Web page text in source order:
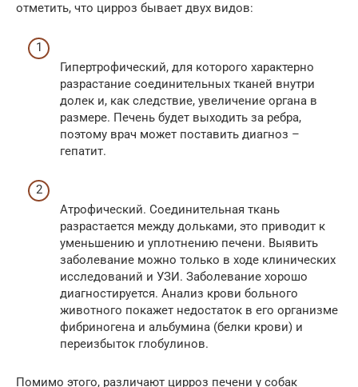
отметить, что цирроз бывает двух видов:
Гипертрофический, для которого характерно
разрастание соединительных тканей внутри
долек и, как следствие, увеличение органа в
размере. Печень будет выходить за ребра,
поэтому врач может поставить диагноз –
гепатит.
Атрофический. Соединительная ткань
разрастается между дольками, это приводит к
уменьшению и уплотнению печени. Выявить
заболевание можно только в ходе клинических
исследований и УЗИ. Заболевание хорошо
диагностируется. Анализ крови больного
животного покажет недостаток в его организме
фибриногена и альбумина (белки крови) и
переизбыток глобулинов.
Помимо этого, различают цирроз печени у собак